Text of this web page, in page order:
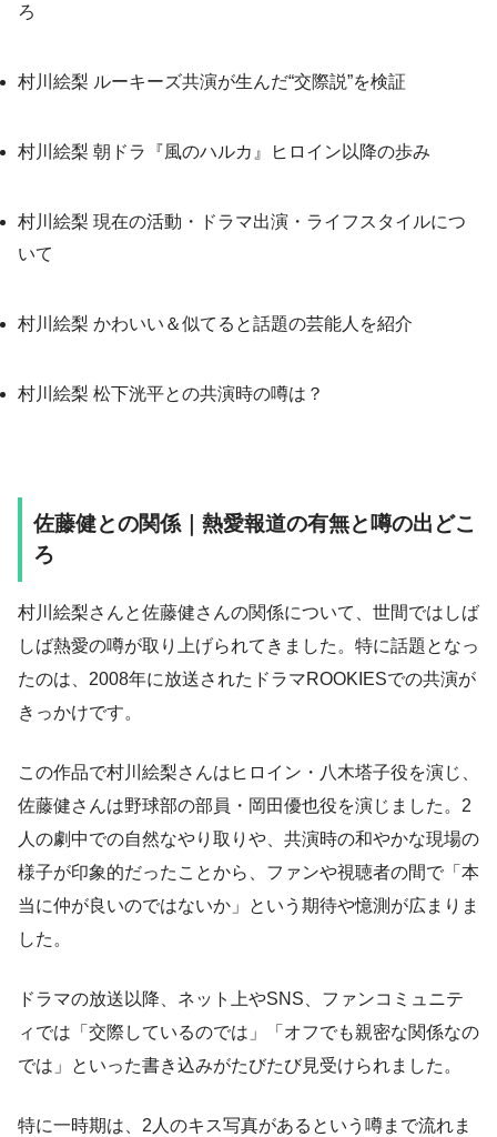
ろ
村川絵梨 ルーキーズ共演が生んだ“交際説”を検証
村川絵梨 朝ドラ『風のハルカ』ヒロイン以降の歩み
村川絵梨 現在の活動・ドラマ出演・ライフスタイルにつ
いて
村川絵梨 かわいい＆似てると話題の芸能人を紹介
村川絵梨 松下洸平との共演時の噂は？
佐藤健との関係｜熱愛報道の有無と噂の出どこ
ろ
村川絵梨さんと佐藤健さんの関係について、世間ではしば
しば熱愛の噂が取り上げられてきました。特に話題となっ
たのは、2008年に放送されたドラマROOKIESでの共演が
きっかけです。
この作品で村川絵梨さんはヒロイン・八木塔子役を演じ、
佐藤健さんは野球部の部員・岡田優也役を演じました。2
人の劇中での自然なやり取りや、共演時の和やかな現場の
様子が印象的だったことから、ファンや視聴者の間で「本
当に仲が良いのではないか」という期待や憶測が広まりま
した。
ドラマの放送以降、ネット上やSNS、ファンコミュニテ
ィでは「交際しているのでは」「オフでも親密な関係なの
では」といった書き込みがたびたび見受けられました。
特に一時期は、2人のキス写真があるという噂まで流れま